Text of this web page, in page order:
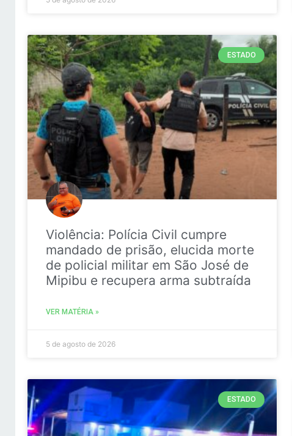
ESTADO
Violência: Polícia Civil cumpre
mandado de prisão, elucida morte
de policial militar em São José de
Mipibu e recupera arma subtraída
VER MATÉRIA »
5 de agosto de 2026
ESTADO